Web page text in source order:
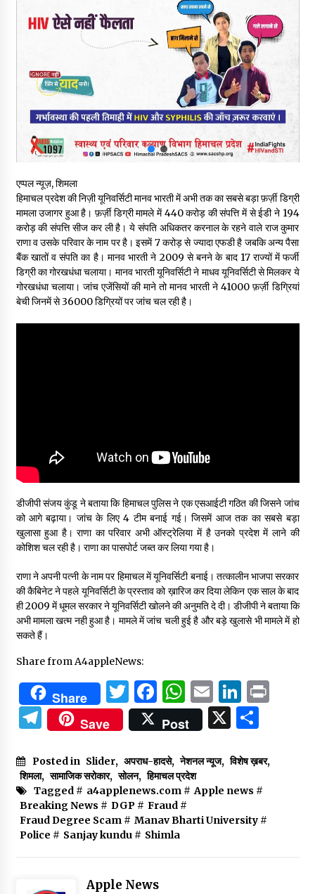
बड़ी ख़बर – अनुबंध कर्मचारियों को बैक डेट से नहीं मिलेगा नियमितीकरण,
शिक्षा निदेशालय ने जारी किया स्पष्टीकरण
05/08/2026
देहरा पुलिस की बड़ी कार्रवाई- 90 लाख नकद और 2 करोड़के सोने के
आभूषण बरामद, 7 आरोपी गिरफ्तार
पिंजौर-बद्दी फोरलेन परियोजना को मिली बड़ी गति, 378.48 करोड़ की लागत
से बैलेंस कार्य का अवार्ड जारी : हर्ष महाजन
वन विभाग एवं रेड क्रॉस सोसायटी के संयुक्त तत्वावधान में शूराला में वृक्षारोपण
अभियान आयोजित
05/08/2026
हिमाचल में प्रतिशोध की राजनीति के खिलाफ भाजपा ने शिमला CM आवास
ओकओवर घेराव में किया शक्ति प्रदर्शन
05/08/2026
एप्पल न्यूज़, शिमला
हिमाचल प्रदेश की निज़ी यूनिवर्सिटी मानव भारती में अभी तक का सबसे बड़ा फ़र्ज़ी डिग्री
मामला उजागर हुआ है। फ़र्ज़ी डिग्री मामले में 440 करोड़ की संपत्ति में से ईडी ने 194
करोड़ की संपत्ति सीज कर ली है। ये संपति अधिकतर करनाल के रहने वाले राज कुमार
राणा व उसके परिवार के नाम पर है। इसमें 7 करोड़ से ज्यादा एफडी है जबकि अन्य पैसा
बैंक खातों व संपति का है। मानव भारती ने 2009 से बनने के बाद 17 राज्यों में फर्जी
डिग्री का गोरखधंधा चलाया। मानव भारती यूनिवर्सिटी ने माधव यूनिवर्सिटी से मिलकर ये
गोरखधंधा चलाया। जांच एजेंसियों की माने तो मानव भारती ने 41000 फ़र्ज़ी डिग्रियां
बेची जिनमें से 36000 डिग्रियों पर जांच चल रही है।
डीजीपी संजय कुंडू ने बताया कि हिमाचल पुलिस ने एक एसआईटी गठित की जिसने जांच
को आगे बढ़ाया। जांच के लिए 4 टीम बनाई गई। जिसमें आज तक का सबसे बड़ा
खुलासा हुआ है। राणा का परिवार अभी ऑस्ट्रेलिया में है उनको प्रदेश में लाने की
कोशिश चल रही है। राणा का पासपोर्ट जब्त कर लिया गया है।
राणा ने अपनी पत्नी के नाम पर हिमाचल में यूनिवर्सिटी बनाई। तत्कालीन भाजपा सरकार
की कैबिनेट ने पहले यूनिवर्सिटी के प्रस्ताव को ख़ारिज कर दिया लेकिन एक साल के बाद
ही 2009 में धूमल सरकार ने यूनिवर्सिटी खोलने की अनुमति दे दी। डीजीपी ने बताया कि
अभी मामला खत्म नही हुआ है। मामले में जांच चली हुई है और बड़े खुलासे भी मामले में हो
सकते हैं।
Share from A4appleNews:
Share Twitter
Facebook
WhatsApp
Email
Telegram
Save Post X
Posted in Slider, अपराध-हादसे, नेशनल न्यूज, विशेष ख़बर,
शिमला, सामाजिक सरोकार, सोलन, हिमाचल प्रदेश
Tagged # a4applenews.com# Apple news #
Breaking News # DGP# Fraud#
Fraud Degree Scam# Manav Bharti University#
Police # Sanjay kundu# Shimla
Apple News